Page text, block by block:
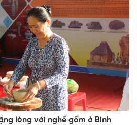
lòng với nghề gốm ở Bình